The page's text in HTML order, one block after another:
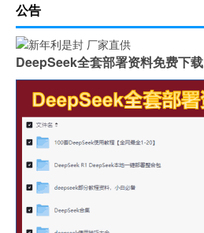
公告
DeepSeek全套部署资料免费下载